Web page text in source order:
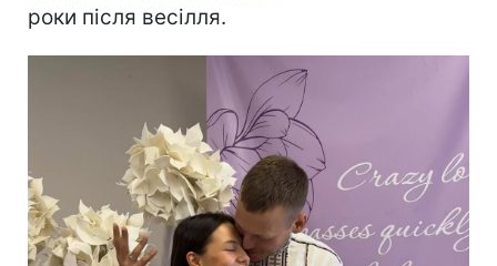
роки після весілля.